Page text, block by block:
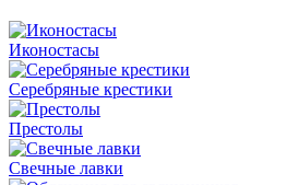
Иконостасы
Серебряные крестики
Престолы
Свечные лавки